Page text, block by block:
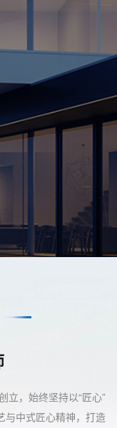
立，始终坚持以“匠心”
与中式匠心精神，打造